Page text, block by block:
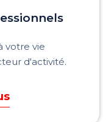
votre vie
d'activité.